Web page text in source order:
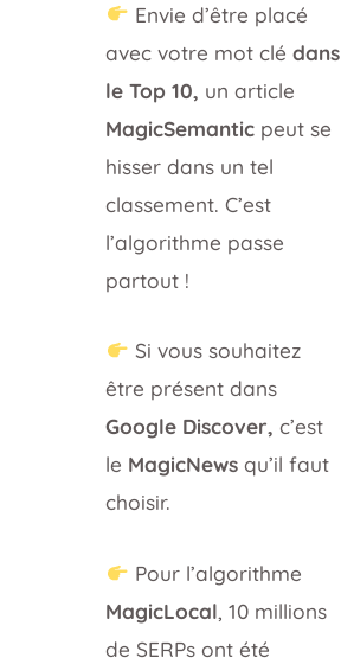
Envie d’être placé
avec votre mot clédans
le Top 10, un article
MagicSemantic peut se
hisser dans un tel
classement. C’est
l’algorithme passe
partout !
Si vous souhaitez
être présent dans
Google Discover, c’est
le MagicNews qu’il faut
choisir.
Pour l’algorithme
MagicLocal, 10 millions
de SERPs ont été